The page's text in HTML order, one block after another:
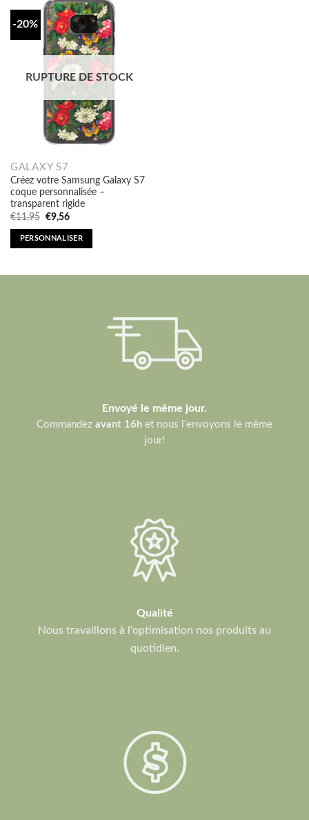
-20%
RUPTURE DE STOCK
GALAXY S7
Créez votre Samsung Galaxy S7
coque personnalisée –
transparent rigide
€11,95 Original
was:
€11,95.
€9,56Current
is:
€9,56.
PERSONNALISER
Envoyé le même jour.
Commandez avant 16h et nous l'envoyons le même
jour!
Qualité
Nous travaillons à l'optimisation nos produits au
quotidien.